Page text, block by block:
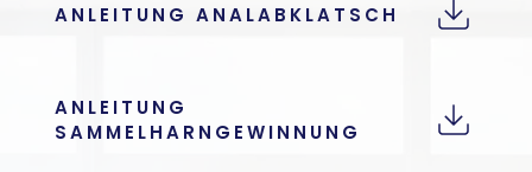
ANLEITUNG ANALABKLATSCH
ANLEITUNG
SAMMELHARNGEWINNUNG